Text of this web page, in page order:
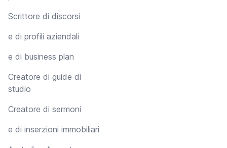
Scrittore di discorsi
e di profili aziendali
e di business plan
Creatore di guide di
studio
Creatore di sermoni
e di inserzioni immobiliari